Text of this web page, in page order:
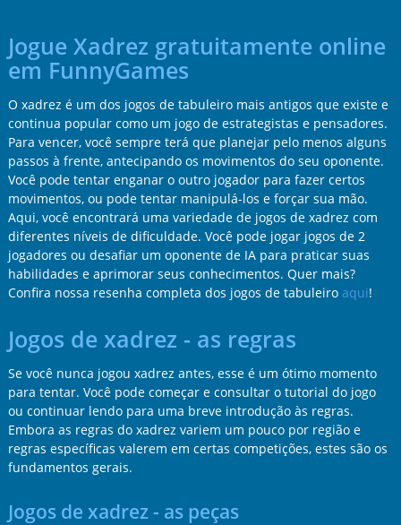
Jogue Xadrez gratuitamente online
em FunnyGames
O xadrez é um dos jogos de tabuleiro mais antigos que existe e
continua popular como um jogo de estrategistas e pensadores.
Para vencer, você sempre terá que planejar pelo menos alguns
passos à frente, antecipando os movimentos do seu oponente.
Você pode tentar enganar o outro jogador para fazer certos
movimentos, ou pode tentar manipulá-los e forçar sua mão.
Aqui, você encontrará uma variedade de jogos de xadrez com
diferentes níveis de dificuldade. Você pode jogar jogos de 2
jogadores ou desafiar um oponente de IA para praticar suas
habilidades e aprimorar seus conhecimentos. Quer mais?
Confira nossa resenha completa dos jogos de tabuleiro aqui!
Jogos de xadrez - as regras
Se você nunca jogou xadrez antes, esse é um ótimo momento
para tentar. Você pode começar e consultar o tutorial do jogo
ou continuar lendo para uma breve introdução às regras.
Embora as regras do xadrez variem um pouco por região e
regras específicas valerem em certas competições, estes são os
fundamentos gerais.
Jogos de xadrez - as peças